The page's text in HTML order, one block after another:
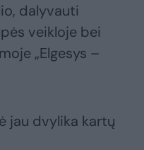
dalyvauti
veikloje bei
„Elgesys –
jau dvylika kartų